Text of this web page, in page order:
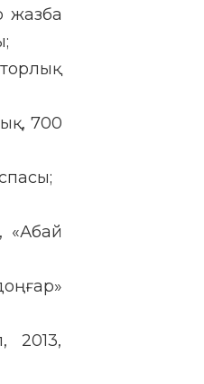
жазба
700
«Абай
2013,